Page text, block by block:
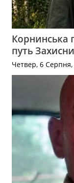
Корнинська
путь
Четвер, 6